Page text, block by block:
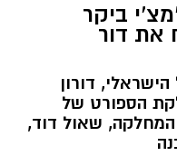
ביקר
את דור
דורון
הספורט של
המחלקה, שאול דוד,